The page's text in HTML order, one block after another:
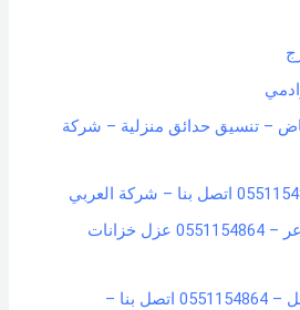
– تنسيق حدائق منزلية – شركة
شركة تنظيف خزانات بعرعر – 0551154864 عزل خزانات
شركة تنظيف موكيت بحائل – 0551154864 اتصل بنا –